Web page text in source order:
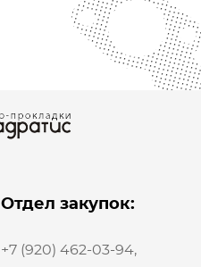
Отдел закупок:
+7 (920) 462-03-94,